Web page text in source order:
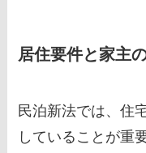
居住要件と家主
民泊新法では、住
していることが重